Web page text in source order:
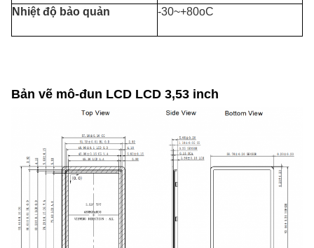
Nhiệt độ bảo quản -30~+80oC
Bản vẽ mô-đun LCD LCD 3,53 inch